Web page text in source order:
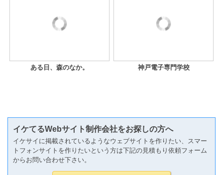
ある日、森のなか。 神戸電子専門学校
イケてるWebサイト制作会社をお探しの方へ
イケサイに掲載されているようなウェブサイトを作りたい、スマー
トフォンサイトを作りたいという方は下記の見積もり依頼フォーム
からお問い合わせ下さい。